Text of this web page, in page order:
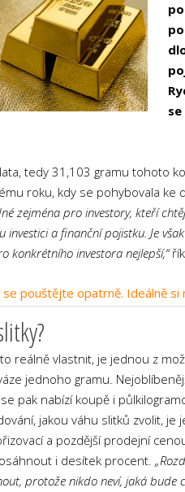
tedy 31,103 gramu tohoto
roku, kdy se pohybovala ke
zejména pro investory, kteří
investici a finanční pojistku. Je
konkrétního investora nejlepší,“
pouštějte opatrně. Ideálně
reálně vlastnit, je jednou z
jednoho gramu.
pak nabízí koupě i
jakou váhu slitků zvolit, je
a pozdější prodejní
i desítek procent.
protože nikdo neví, jaká bude